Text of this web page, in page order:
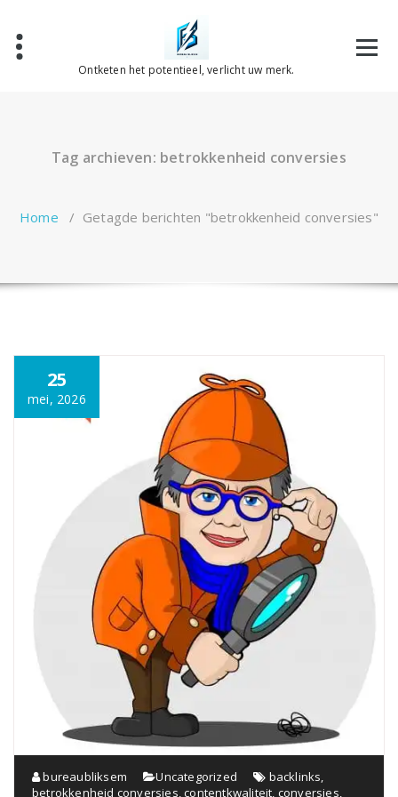
inhoud
Ontketen het potentieel, verlicht uw merk.
Tag archieven: betrokkenheid conversies
Home / Getagde berichten "betrokkenheid conversies"
25
mei, 2026
bureaubliksem Uncategorized backlinks,
betrokkenheid conversies,contentkwaliteit, conversies,